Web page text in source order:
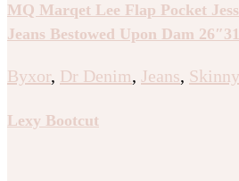
MQ Marqet Lee Flap Pocket
Jeans Bestowed Upon Dam 26″31
Byxor, Dr Denim, Jeans, Skinny
Lexy Bootcut